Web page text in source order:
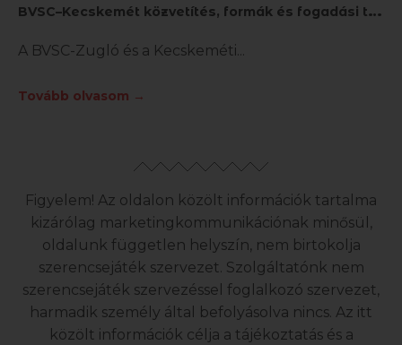
B
VSC–Kecskemét közvetítés, formák és fogadási tippek
A BVSC-Zugló és a Kecskeméti
Tovább olvasom →
Figyelem! Az oldalon közölt információk tartalma
kizárólag marketingkommunikációnak minősül,
oldalunk független helyszín, nem birtokolja
szerencsejáték szervezet. Szolgáltatónk nem
szerencsejáték szervezéssel foglalkozó szervezet,
harmadik személy által befolyásolva nincs. Az itt
közölt információk célja a tájékoztatás és a